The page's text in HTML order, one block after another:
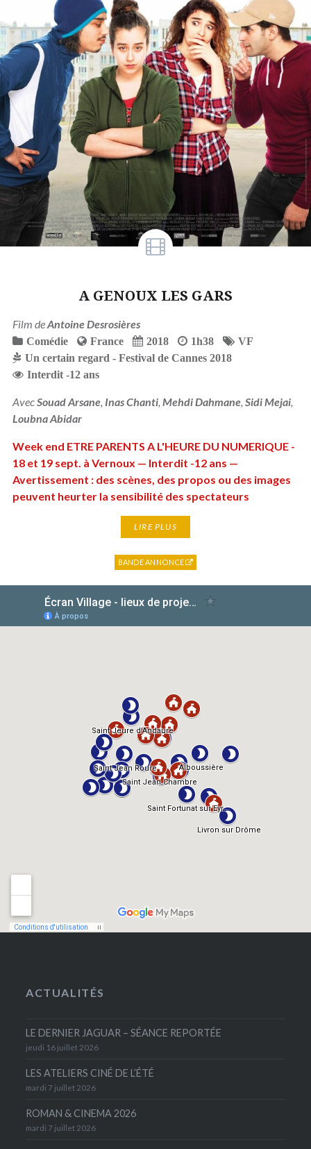
A GENOUX LES GARS
Film deAntoine Desrosières
Comédie France 2018 1h38
VF
Un certain regard - Festival de Cannes 2018
Interdit -12 ans
Avec Souad Arsane, Inas Chanti, Mehdi Dahmane, Sidi Mejai,
Loubna Abidar
Week end ETRE PARENTS A L'HEURE DU NUMERIQUE -
18 et 19 sept. à Vernoux — Interdit -12 ans —
Avertissement : des scènes, des propos ou des images
peuvent heurter la sensibilité des spectateurs
LIRE PLUS
BANDE ANNONCE
ACTUALITÉS
LE DERNIER JAGUAR – SÉANCE REPORTÉE
jeudi 16 juillet 2026
LES ATELIERS CINÉ DE L’ÉTÉ
mardi 7 juillet 2026
ROMAN & CINEMA 2026
mardi 7 juillet 2026